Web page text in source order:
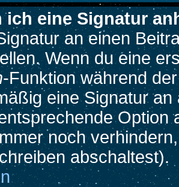
ich eine Signatur
an einen
Wenn du eine
-Funktion während
eine Signatur
Option
noch
abschaltest).